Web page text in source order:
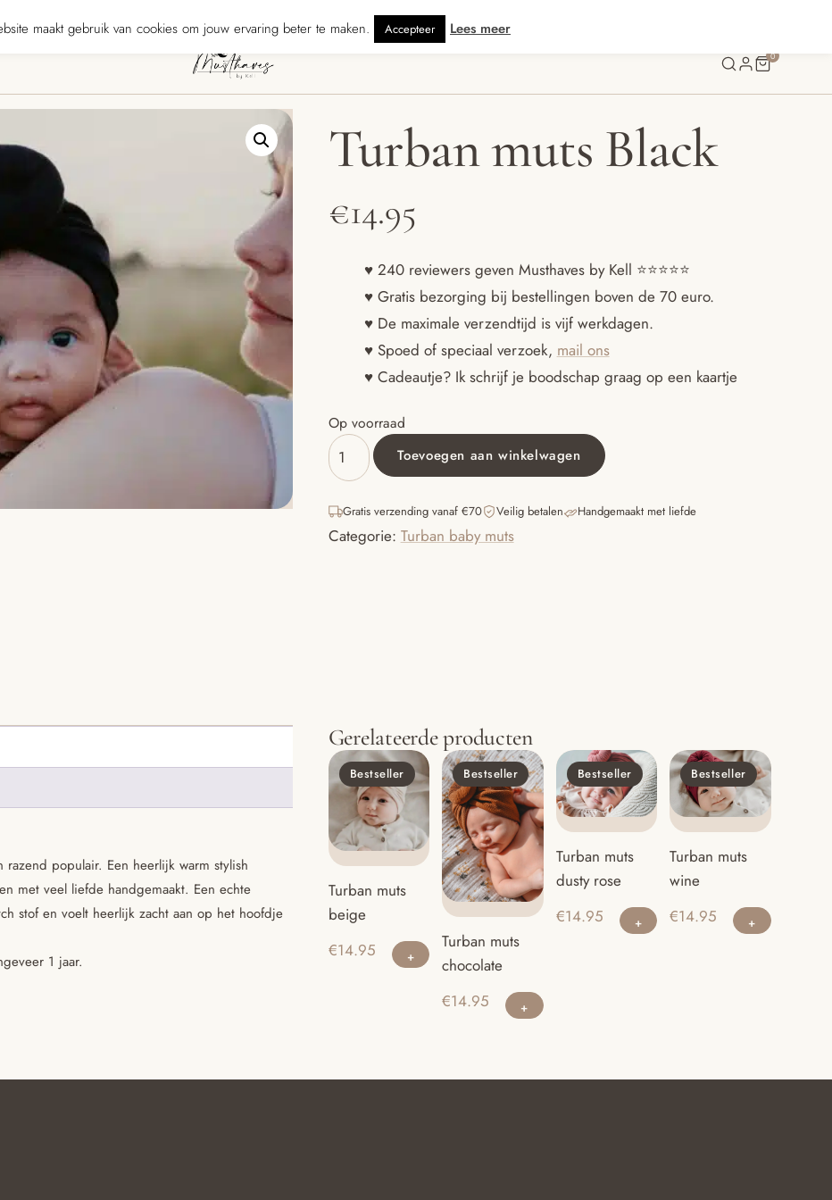
240 reviewers geven ons ★★★★★ · Gratis verzending vanaf € 70 · Gratis kaartje met je bestelling • Verzonden
0
Turban muts Black
€14.95
♥ 240 reviewers geven Musthaves by Kell ⭐️⭐️⭐️⭐️⭐️
♥ Gratis bezorging bij bestellingen boven de 70 euro.
♥ De maximale verzendtijd is vijf werkdagen.
♥ Spoed of speciaal verzoek, mail ons
♥ Cadeautje? Ik schrijf je boodschap graag op een kaartje
Op voorraad
Turban
muts
aantal
Toevoegen aan winkelwagen
Gratis verzending vanaf €70 Veilig betalen Handgemaakt met liefde
Categorie: Turban baby muts
populair. Een heerlijk warm stylish
met veel liefde handgemaakt. Een echte
stof en voelt heerlijk zacht aan op het hoofdje
1 jaar.
Gerelateerde producten
Bestseller
Turban muts
beige
€14.95
Bestseller
Turban muts
chocolate
€14.95
Bestseller
Turban muts
dusty rose
€14.95
Bestseller
Turban muts
wine
€14.95
maakt gebruik van cookies om jouw ervaring beter te maken. Accepteer Lees meer